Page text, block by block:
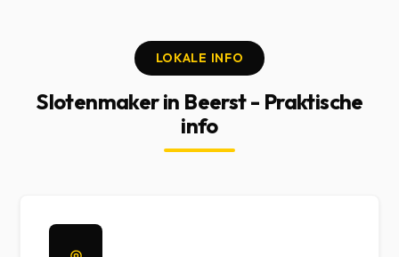
LOKALE INFO
Slotenmaker in Beerst - Praktische
info